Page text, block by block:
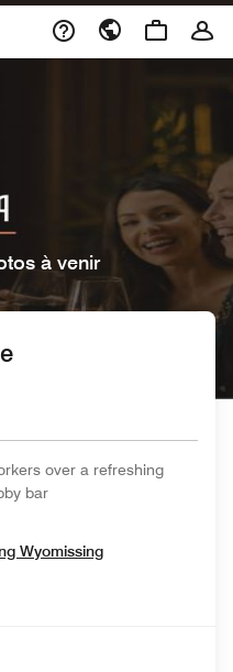
à venir
over a refreshing
bar
WyomissingOpens In New